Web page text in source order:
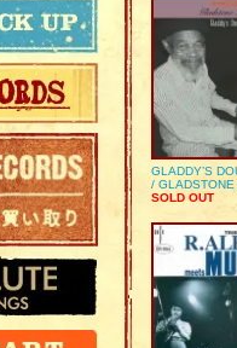
GLADDY’S
/ GLADSTONE
SOLD OUT